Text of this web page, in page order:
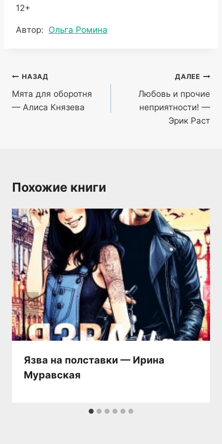
12+
Метки
Автор: Ольга Ромина
Навигация
по
записям
НАЗАД
Мята для оборотня
— Алиса Князева
ДАЛЕЕ
Любовь и прочие
неприятности! —
Эрик Раст
Похожие книги
Язва на полставки — Ирина
Муравская